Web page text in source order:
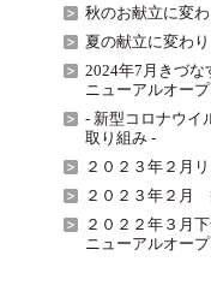
秋のお献立に変
夏の献立に変わ
2024年7月きづ
ニューアルオー
- 新型コロナウイ
取り組み -
２０２３年２月
２０２３年２月
２０２２年３月
ニューアルオープ